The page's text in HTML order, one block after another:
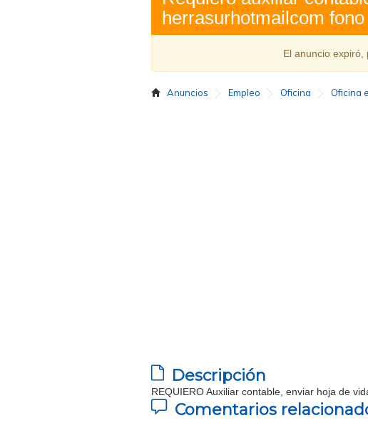
herrasurhotmailcom fono
El anuncio expiró,
Anuncios Empleo Oficina Oficina
Descripción
REQUIERO Auxiliar contable, enviar hoja de
Comentarios